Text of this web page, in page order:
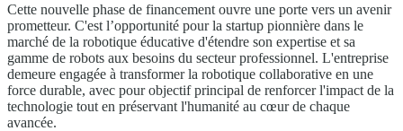
Cette nouvelle phase de financement ouvre une porte vers un avenir
prometteur. C'est l’opportunité pour la startup pionnière dans le
marché de la robotique éducative d'étendre son expertise et sa
gamme de robots aux besoins du secteur professionnel. L'entreprise
demeure engagée à transformer la robotique collaborative en une
force durable, avec pour objectif principal de renforcer l'impact de la
technologie tout en préservant l'humanité au cœur de chaque
avancée.